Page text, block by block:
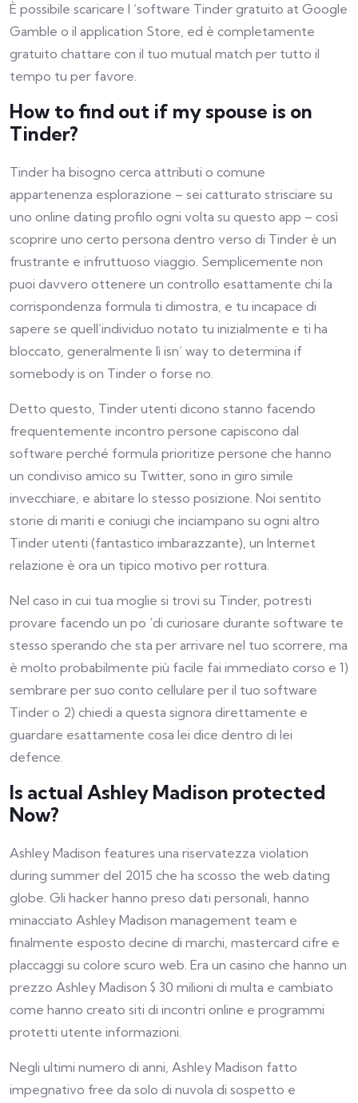
È possibile scaricare l ‘software Tinder gratuito at Google
Gamble o il application Store, ed è completamente
gratuito chattare con il tuo mutual match per tutto il
tempo tu per favore.
How to find out if my spouse is on
Tinder?
Tinder ha bisogno cerca attributi o comune
appartenenza esplorazione – sei catturato strisciare su
uno online dating profilo ogni volta su questo app – così
scoprire uno certo persona dentro verso di Tinder è un
frustrante e infruttuoso viaggio. Semplicemente non
puoi davvero ottenere un controllo esattamente chi la
corrispondenza formula ti dimostra, e tu incapace di
sapere se quell’individuo notato tu inizialmente e ti ha
bloccato, generalmente lì isn’ way to determina if
somebody is on Tinder o forse no.
Detto questo, Tinder utenti dicono stanno facendo
frequentemente incontro persone capiscono dal
software perché formula prioritize persone che hanno
un condiviso amico su Twitter, sono in giro simile
invecchiare, e abitare lo stesso posizione. Noi sentito
storie di mariti e coniugi che inciampano su ogni altro
Tinder utenti (fantastico imbarazzante), un Internet
relazione è ora un tipico motivo per rottura.
Nel caso in cui tua moglie si trovi su Tinder, potresti
provare facendo un po ‘di curiosare durante software te
stesso sperando che sta per arrivare nel tuo scorrere, ma
è molto probabilmente più facile fai immediato corso e 1)
sembrare per suo conto cellulare per il tuo software
Tinder o 2) chiedi a questa signora direttamente e
guardare esattamente cosa lei dice dentro di lei
defence.
Is actual Ashley Madison protected
Now?
Ashley Madison features una riservatezza violation
during summer del 2015 che ha scosso the web dating
globe. Gli hacker hanno preso dati personali, hanno
minacciato Ashley Madison management team e
finalmente esposto decine di marchi, mastercard cifre e
placcaggi su colore scuro web. Era un casino che hanno un
prezzo Ashley Madison $ 30 milioni di multa e cambiato
come hanno creato siti di incontri online e programmi
protetti utente informazioni.
Negli ultimi numero di anni, Ashley Madison fatto
impegnativo free da solo di nuvola di sospetto e